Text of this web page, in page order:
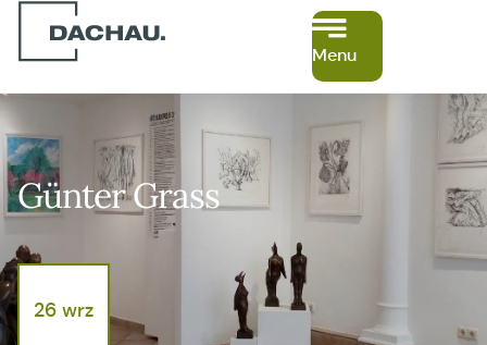
Menu
Günter Grass
26 wrz